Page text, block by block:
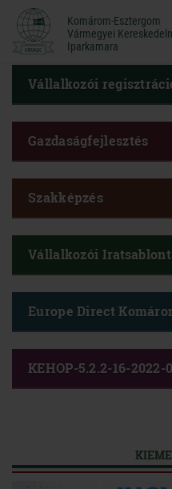
Komárom-Esztergom
Vármegyei
Iparkamara
Komárom-Esztergom
Vármegyei
Iparkamara
Vállalkozói
Gazdaságfejlesztés
Szakképzés
Vállalkozói
Europe Direct
KEHOP-5.2.2-16-2022-